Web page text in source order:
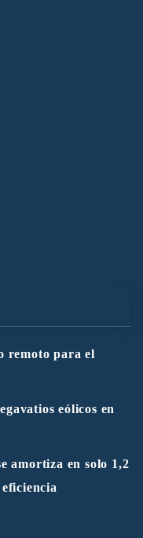
remoto para el
eólicos en
amortiza en solo 1,2